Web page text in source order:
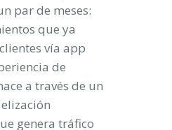
par de meses:
que ya
vía app
de
a través de un
genera tráfico